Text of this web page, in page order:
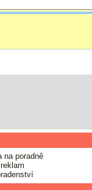
na poradně